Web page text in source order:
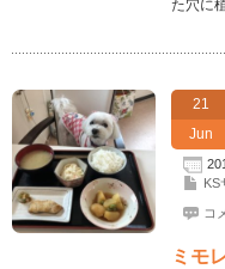
た穴に
21
Jun
KS
コ
ミモ